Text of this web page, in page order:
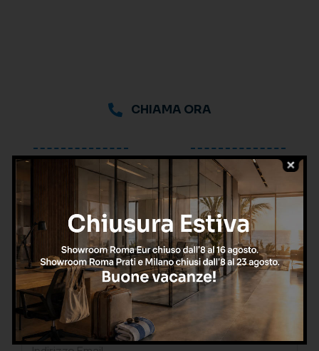
CHIAMA ORA
Richiedi una consulenza
gratuita